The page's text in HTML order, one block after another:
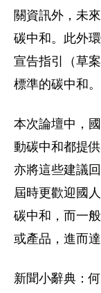
關資訊外，未
碳中和。此外
宣告指引（草
標準的碳中和。
本次論壇中，
動碳中和都提
亦將這些建議
屆時更歡迎國
碳中和，而一
或產品，進而
新聞小辭典：